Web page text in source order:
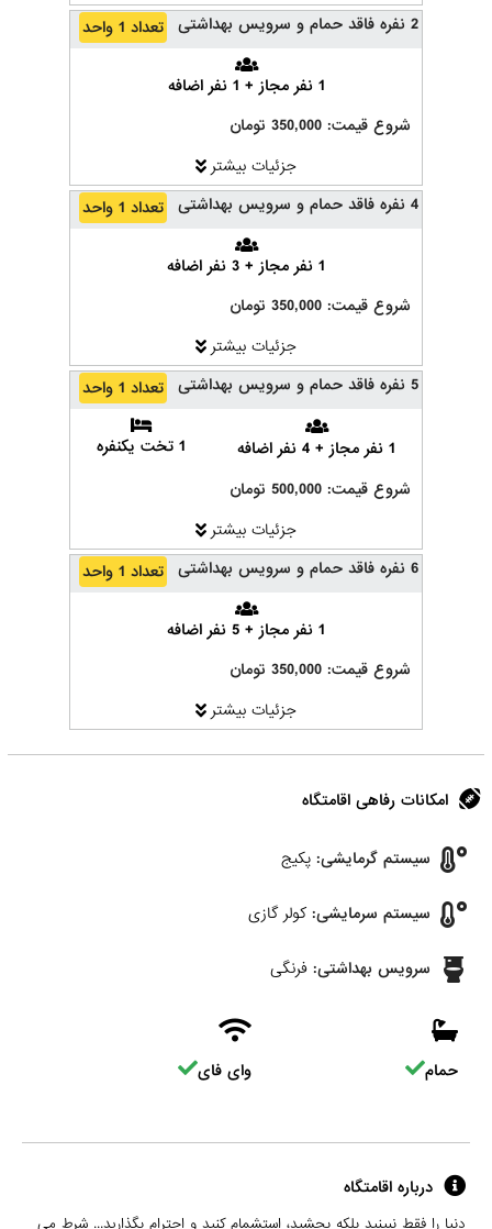
2 نفره فاقد حمام و سرویس بهداشتی
تعداد 1 واحد
1 نفر مجاز + 1 نفر اضافه
شروع قیمت: 350,000 تومان
جزئیات بیشتر
4 نفره فاقد حمام و سرویس بهداشتی
تعداد 1 واحد
1 نفر مجاز + 3 نفر اضافه
شروع قیمت: 350,000 تومان
جزئیات بیشتر
5 نفره فاقد حمام و سرویس بهداشتی
تعداد 1 واحد
1 نفر مجاز + 4 نفر اضافه
1 تخت یکنفره
شروع قیمت: 500,000 تومان
جزئیات بیشتر
6 نفره فاقد حمام و سرویس بهداشتی
تعداد 1 واحد
1 نفر مجاز + 5 نفر اضافه
شروع قیمت: 350,000 تومان
جزئیات بیشتر
امکانات رفاهی اقامتگاه
سیستم گرمایشی: پکیج
سیستم سرمایشی: کولر گازی
سرویس بهداشتی: فرنگی
حمام وای فای
درباره اقامتگاه
دنیا را فقط نبینید بلکه بچشید، استشمام کنید و احترام بگذارید... شرط می